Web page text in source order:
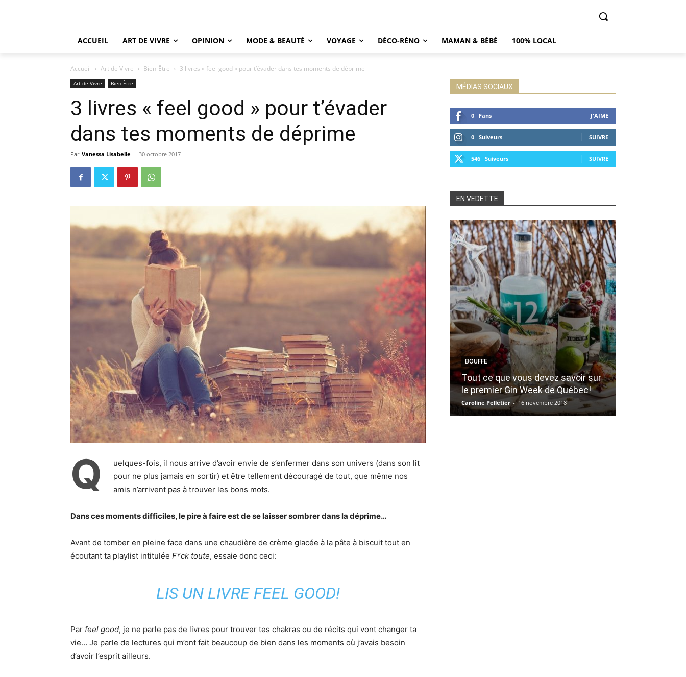
ACCUEIL ART DE VIVRE OPINION MODE & BEAUTÉ VOYAGE DÉCO-RÉNO MAMAN & BÉBÉ 100% LOCAL
Accueil Art de Vivre Bien-Être 3 livres « feel good » pour t’évader dans tes moments de déprime
Art de Vivre Bien-Être
3 livres « feel good » pour t’évader
dans tes moments de déprime
Par Vanessa Lisabelle - 30 octobre 2017
Q
uelques-fois, il nous arrive d’avoir envie de s’enfermer dans son univers (dans son lit
pour ne plus jamais en sortir) et être tellement découragé de tout, que même nos
amis n’arrivent pas à trouver les bons mots.
Dans ces moments difficiles, le pire à faire est de se laisser sombrer dans la déprime…
Avant de tomber en pleine face dans une chaudière de crème glacée à la pâte à biscuit tout en
écoutant ta playlist intitulée F*ck toute, essaie donc ceci:
LIS UN LIVRE FEEL GOOD!
Par feel good, je ne parle pas de livres pour trouver tes chakras ou de récits qui vont changer ta
vie… Je parle de lectures qui m’ont fait beaucoup de bien dans les moments où j’avais besoin
d’avoir l’esprit ailleurs.
MÉDIAS SOCIAUX
0 Fans J'AIME
0 Suiveurs SUIVRE
546 Suiveurs SUIVRE
EN VEDETTE
BOUFFE
Tout ce que vous devez savoir sur
le premier Gin Week de Québec!
Caroline Pelletier - 16 novembre 2018